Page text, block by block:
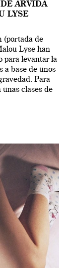
ARVIDA
LYSE
(portada de
Lyse han
para levantar la
a base de unos
Para
clases de